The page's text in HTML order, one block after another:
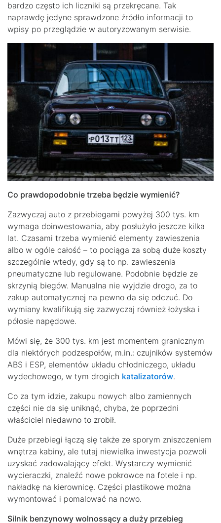
bardzo często ich liczniki są przekręcane. Tak
naprawdę jedyne sprawdzone źródło informacji to
wpisy po przeglądzie w autoryzowanym serwisie.
Co prawdopodobnie trzeba będzie wymienić?
Zazwyczaj auto z przebiegami powyżej 300 tys. km
wymaga doinwestowania, aby posłużyło jeszcze kilka
lat. Czasami trzeba wymienić elementy zawieszenia
albo w ogóle całość – to pociąga za sobą duże koszty
szczególnie wtedy, gdy są to np. zawieszenia
pneumatyczne lub regulowane. Podobnie będzie ze
skrzynią biegów. Manualna nie wyjdzie drogo, za to
zakup automatycznej na pewno da się odczuć. Do
wymiany kwalifikują się zazwyczaj również łożyska i
półosie napędowe.
Mówi się, że 300 tys. km jest momentem granicznym
dla niektórych podzespołów, m.in.: czujników systemów
ABS i ESP, elementów układu chłodniczego, układu
wydechowego, w tym drogich katalizatorów.
Co za tym idzie, zakupu nowych albo zamiennych
części nie da się uniknąć, chyba, że poprzedni
właściciel niedawno to zrobił.
Duże przebiegi łączą się także ze sporym zniszczeniem
wnętrza kabiny, ale tutaj niewielka inwestycja pozwoli
uzyskać zadowalający efekt. Wystarczy wymienić
wycieraczki, znaleźć nowe pokrowce na fotele i np.
nakładkę na kierownicę. Części plastikowe można
wymontować i pomalować na nowo.
Silnik benzynowy wolnossący a duży przebieg